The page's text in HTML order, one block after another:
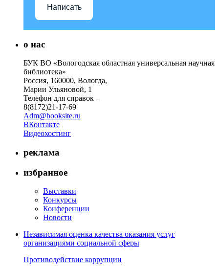
Написать
о нас
БУК ВО «Вологодская областная универсальная научная
библиотека»
Россия, 160000, Вологда,
Марии Ульяновой, 1
Телефон для справок –
8(8172)21-17-69
Adm@booksite.ru
ВКонтакте
Видеохостинг
реклама
избранное
Выставки
Конкурсы
Конференции
Новости
Независимая оценка качества оказания услуг
организациями социальной сферы
Противодействие коррупции